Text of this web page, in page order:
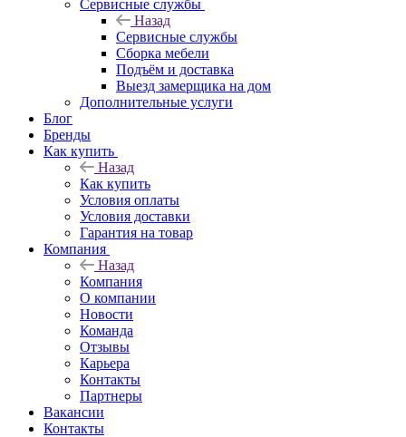
Сервисные службы
Назад
Сервисные службы
Сборка мебели
Подъём и доставка
Выезд замерщика на дом
Дополнительные услуги
Блог
Бренды
Как купить
Назад
Как купить
Условия оплаты
Условия доставки
Гарантия на товар
Компания
Назад
Компания
О компании
Новости
Команда
Отзывы
Карьера
Контакты
Партнеры
Вакансии
Контакты